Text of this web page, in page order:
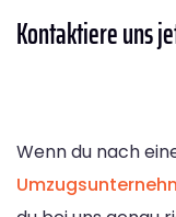
Kontaktiereuns
Wenn du nach